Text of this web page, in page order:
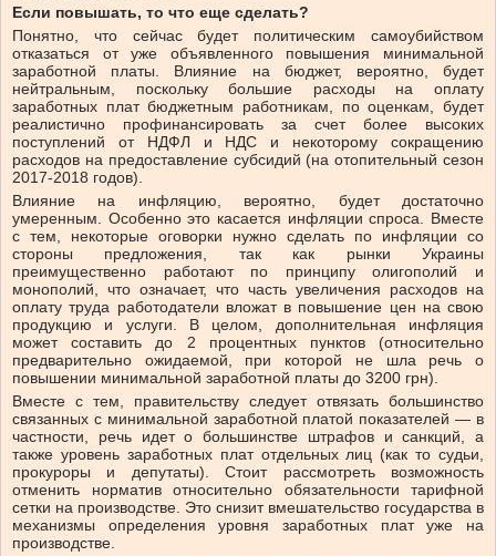
Если повышать, то что еще сделать?
Понятно, что сейчас будет политическим самоубийством
отказаться от уже объявленного повышения минимальной
заработной платы. Влияние на бюджет, вероятно, будет
нейтральным, поскольку большие расходы на оплату
заработных плат бюджетным работникам, по оценкам, будет
реалистично профинансировать за счет более высоких
поступлений от НДФЛ и НДС и некоторому сокращению
расходов на предоставление субсидий (на отопительный сезон
2017-2018 годов).
Влияние на инфляцию, вероятно, будет достаточно
умеренным. Особенно это касается инфляции спроса. Вместе
с тем, некоторые оговорки нужно сделать по инфляции со
стороны предложения, так как рынки Украины
преимущественно работают по принципу олигополий и
монополий, что означает, что часть увеличения расходов на
оплату труда работодатели вложат в повышение цен на свою
продукцию и услуги. В целом, дополнительная инфляция
может составить до 2 процентных пунктов (относительно
предварительно ожидаемой, при которой не шла речь о
повышении минимальной заработной платы до 3200 грн).
Вместе с тем, правительству следует отвязать большинство
связанных с минимальной заработной платой показателей — в
частности, речь идет о большинстве штрафов и санкций, а
также уровень заработных плат отдельных лиц (как то судьи,
прокуроры и депутаты). Стоит рассмотреть возможность
отменить норматив относительно обязательности тарифной
сетки на производстве. Это снизит вмешательство государства в
механизмы определения уровня заработных плат уже на
производстве.